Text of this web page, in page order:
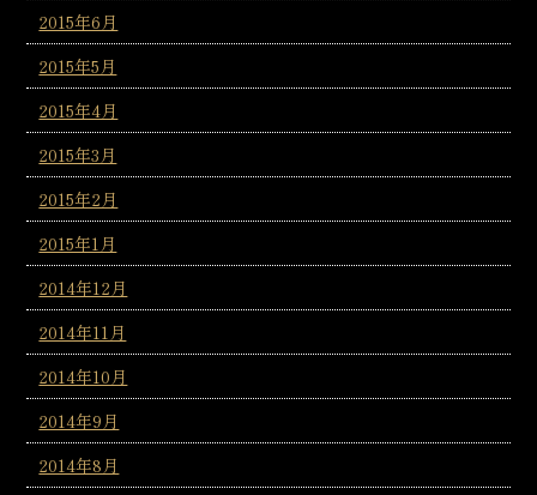
2015年6月
2015年5月
2015年4月
2015年3月
2015年2月
2015年1月
2014年12月
2014年11月
2014年10月
2014年9月
2014年8月